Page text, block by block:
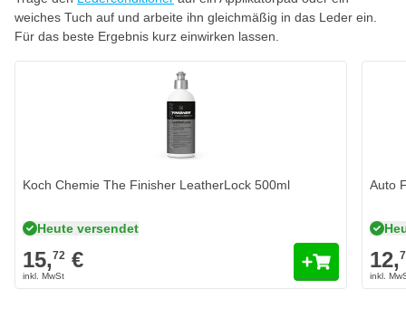
weiches Tuch auf und arbeite ihn gleichmäßig in das Leder ein.
Für das beste Ergebnis kurz einwirken lassen.
Koch Chemie The Finisher LeatherLock 500ml
Heute versendet
15,72 €
Auto
12,